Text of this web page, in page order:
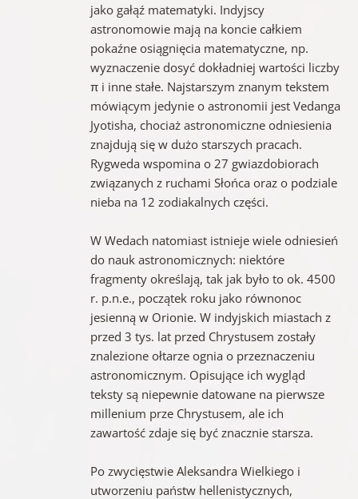
jako gałąź matematyki. Indyjscy
astronomowie mają na koncie całkiem
pokaźne osiągnięcia matematyczne, np.
wyznaczenie dosyć dokładniej wartości liczby
π i inne stałe. Najstarszym znanym tekstem
mówiącym jedynie o astronomii jest Vedanga
Jyotisha, chociaż astronomiczne odniesienia
znajdują się w dużo starszych pracach.
Rygweda wspomina o 27 gwiazdobiorach
związanych z ruchami Słońca oraz o podziale
nieba na 12 zodiakalnych części.
W Wedach natomiast istnieje wiele odniesień
do nauk astronomicznych: niektóre
fragmenty określają, tak jak było to ok. 4500
r. p.n.e., początek roku jako równonoc
jesienną w Orionie. W indyjskich miastach z
przed 3 tys. lat przed Chrystusem zostały
znalezione ołtarze ognia o przeznaczeniu
astronomicznym. Opisujące ich wygląd
teksty są niepewnie datowane na pierwsze
millenium prze Chrystusem, ale ich
zawartość zdaje się być znacznie starsza.
Po zwycięstwie Aleksandra Wielkiego i
utworzeniu państw hellenistycznych,